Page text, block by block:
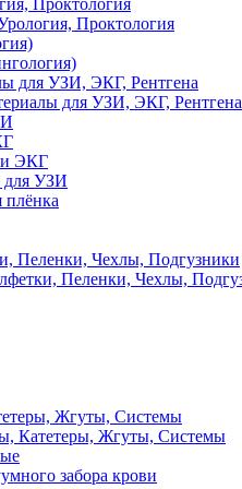
Проктология
Проктология
для УЗИ, ЭКГ, Рентгена
для УЗИ, ЭКГ, Рентгена
и ЭКГ
для УЗИ
плёнка
Пеленки, Чехлы, Подгузники
Пеленки, Чехлы,
Жгуты, Системы
Катетеры, Жгуты, Системы
забора крови